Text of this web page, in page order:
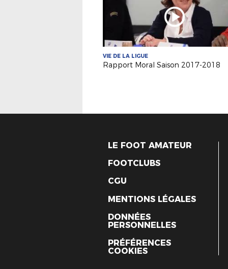
VIE DE LA LIGUE
Rapport Moral Saison 2017-2018
LE FOOT AMATEUR
FOOTCLUBS
CGU
MENTIONS LÉGALES
DONNÉES
PERSONNELLES
PRÉFÉRENCES
COOKIES